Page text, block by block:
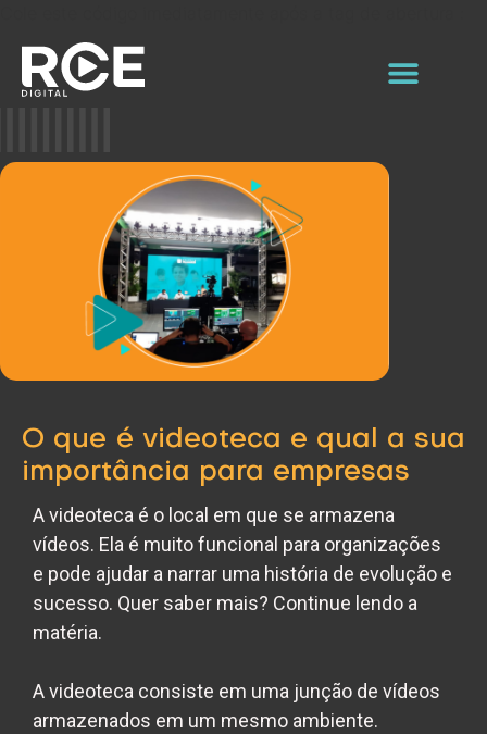
O que é videoteca e qual a sua
importância para empresas
Avideoteca é o local em que se armazena
vídeos. Ela é muito funcional para organizações
e pode ajudar a narrar uma história de evolução e
sucesso. Quer saber mais? Continue lendo a
matéria.
Avideoteca consiste em uma junção de vídeos
armazenados em um mesmo ambiente.